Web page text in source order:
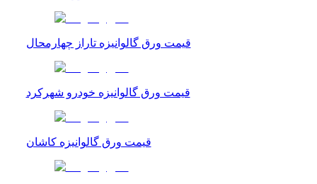
قیمت ورق گالوانیزه تاراز چهارمحال
قیمت ورق گالوانیزه خودرو شهرکرد
قیمت ورق گالوانیزه کاشان